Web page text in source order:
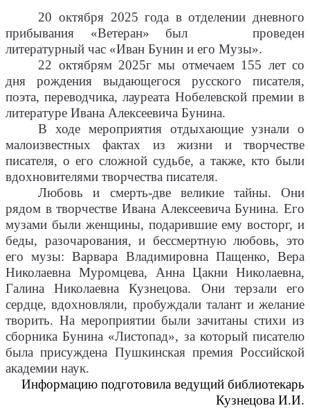
20 октября 2025 года в отделении дневного
прибывания «Ветеран» был проведен
литературный час «Иван Бунин и его Музы».
22 октябрям 2025г мы отмечаем 155 лет со
дня рождения выдающегося русского писателя,
поэта, переводчика, лауреата Нобелевской премии в
литературе Ивана Алексеевича Бунина.
В ходе мероприятия отдыхающие узнали о
малоизвестных фактах из жизни и творчестве
писателя, о его сложной судьбе, а также, кто были
вдохновителями творчества писателя.
Любовь и смерть-две великие тайны. Они
рядом в творчестве Ивана Алексеевича Бунина. Его
музами были женщины, подарившие ему восторг, и
беды, разочарования, и бессмертную любовь, это
его музы: Варвара Владимировна Пащенко, Вера
Николаевна Муромцева, Анна Цакни Николаевна,
Галина Николаевна Кузнецова. Они терзали его
сердце, вдохновляли, пробуждали талант и желание
творить. На мероприятии были зачитаны стихи из
сборника Бунина «Листопад», за который писателю
была присуждена Пушкинская премия Российской
академии наук.
Информацию подготовила ведущий библиотекарь
Кузнецова И.И.